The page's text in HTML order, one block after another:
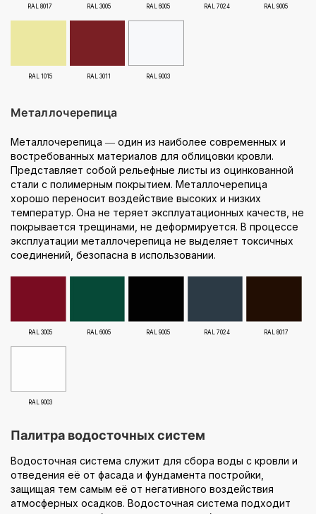
RAL 8017 RAL 3005 RAL 6005 RAL 7024 RAL 9005
RAL 1015 RAL 3011 RAL 9003
Металлочерепица
Металлочерепица ― один из наиболее современных и
востребованных материалов для облицовки кровли.
Представляет собой рельефные листы из оцинкованной
стали с полимерным покрытием. Металлочерепица
хорошо переносит воздействие высоких и низких
температур. Она не теряет эксплуатационных качеств, не
покрывается трещинами, не деформируется. В процессе
эксплуатации металлочерепица не выделяет токсичных
соединений, безопасна в использовании.
RAL 3005 RAL 6005 RAL 9005 RAL 7024 RAL 8017
RAL 9003
Палитра водосточных систем
Водосточная система служит для сбора воды с кровли и
отведения её от фасада и фундамента постройки,
защищая тем самым её от негативного воздействия
атмосферных осадков. Водосточная система подходит